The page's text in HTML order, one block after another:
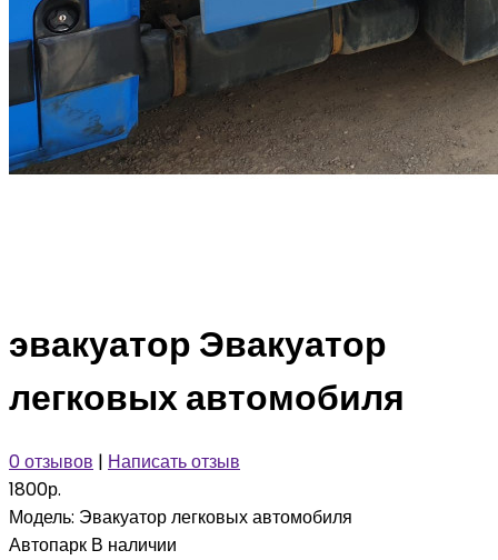
эвакуатор Эвакуатор
легковых автомобиля
0 отзывов | Написать отзыв
1800р.
Модель: Эвакуатор легковых автомобиля
Автопарк В наличии